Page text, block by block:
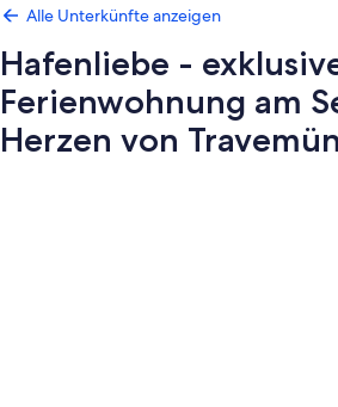
Alle Unterkünfte anzeigen
Hafenliebe -
Ferienwohnung am
Herzen von